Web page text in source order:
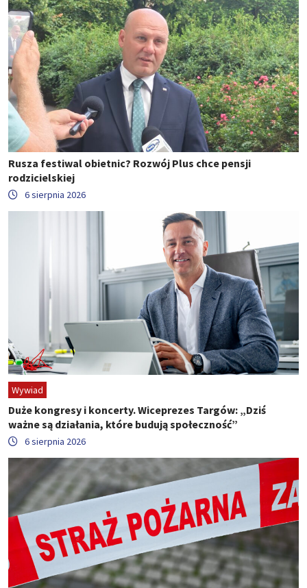
Rusza festiwal obietnic? Rozwój Plus chce pensji
rodzicielskiej
6 sierpnia 2026
Wywiad
Duże kongresy i koncerty. Wiceprezes Targów: „Dziś
ważne są działania, które budują społeczność”
6 sierpnia 2026